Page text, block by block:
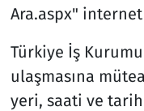
Ara.aspx"
Türkiye İş
ulaşmasına
yeri, saati ve